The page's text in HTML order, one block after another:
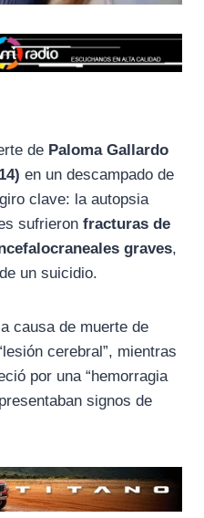
de Paloma Gallardo
en un descampado de
clave: la autopsia
sufrieron fracturas de
graves,
un suicidio.
causa de muerte de
cerebral”, mientras
por una “hemorragia
signos de